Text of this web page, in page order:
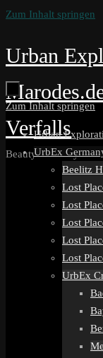
Zum Inhalt springen
Urban
Verfalls
Beauty in Decay
Zum Inhalt springen
Urban
UrbEx
Beelitz
Lost
Lost
Lost
Lost
Lost
UrbEx